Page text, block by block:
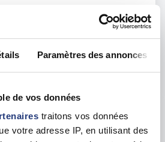
Paramètres des annonces
de vos données
traitons vos données
votre adresse IP, en utilisant des
92130 Issy-les-
dès lelun. 17 août